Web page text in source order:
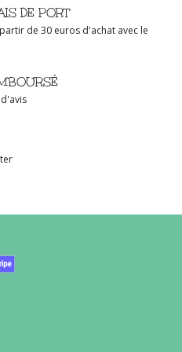
DE PORT
de 30 euros d'achat avec le